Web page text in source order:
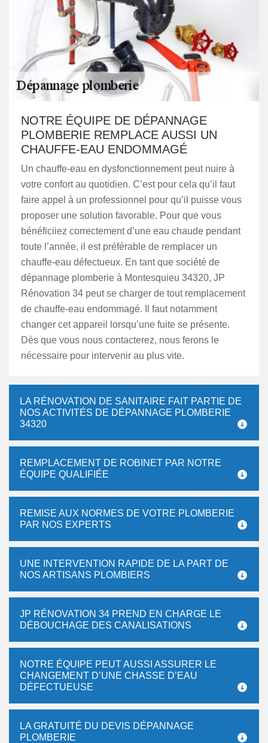
NOTRE ÉQUIPE DE DÉPANNAGE
PLOMBERIE REMPLACE AUSSI UN
CHAUFFE-EAU ENDOMMAGÉ
Un chauffe-eau en dysfonctionnement peut nuire à
votre confort au quotidien. C’est pour cela qu’il faut
faire appel à un professionnel pour qu’il puisse vous
proposer une solution favorable. Pour que vous
bénéficiiez correctement d’une eau chaude pendant
toute l’année, il est préférable de remplacer un
chauffe-eau défectueux. En tant que société de
dépannage plomberie à Montesquieu 34320, JP
Rénovation 34 peut se charger de tout remplacement
de chauffe-eau endommagé. Il faut notamment
changer cet appareil lorsqu’une fuite se présente.
Dès que vous nous contacterez, nous ferons le
nécessaire pour intervenir au plus vite.
LA RÉNOVATION DE SANITAIRE FAIT PARTIE DE
NOS ACTIVITÉS DE DÉPANNAGE PLOMBERIE
34320
REMPLACEMENT DE ROBINET PAR NOTRE
ÉQUIPE QUALIFIÉE
REMISE AUX NORMES DE VOTRE PLOMBERIE
PAR NOS EXPERTS
UNE INTERVENTION RAPIDE DE LA PART DE
NOS ARTISANS PLOMBIERS
JP RÉNOVATION 34 PREND EN CHARGE LE
DÉBOUCHAGE DES CANALISATIONS
NOTRE ÉQUIPE PEUT AUSSI ASSURER LE
CHANGEMENT D’UNE CHASSE D’EAU
DÉFECTUEUSE
LA GRATUITÉ DU DEVIS DÉPANNAGE
PLOMBERIE